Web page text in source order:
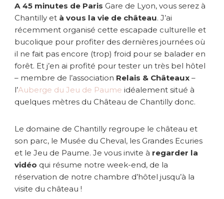
l
y
A 45 minutes de Paris Gare de Lyon, vous serez à
Chantilly et à vous la vie de château. J’ai
récemment organisé cette escapade culturelle et
bucolique pour profiter des dernières journées où
il ne fait pas encore (trop) froid pour se balader en
forêt. Et j’en ai profité pour tester un très bel hôtel
– membre de l’association Relais & Châteaux –
l’Auberge du Jeu de Paume idéalement situé à
quelques mètres du Château de Chantilly donc.
Le domaine de Chantilly regroupe le château et
son parc, le Musée du Cheval, les Grandes Ecuries
et le Jeu de Paume. Je vous invite à regarder la
vidéo qui résume notre week-end, de la
réservation de notre chambre d’hôtel jusqu’à la
visite du château !